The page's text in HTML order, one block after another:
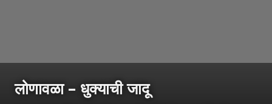
लोणावळा – धुक्याची जादू